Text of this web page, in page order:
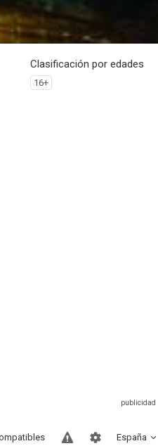
Clasificación por edades
16+
España